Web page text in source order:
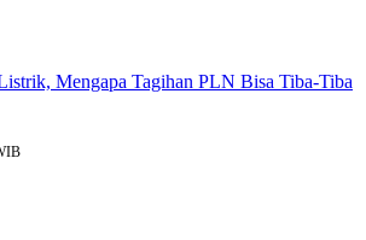
Mengapa Tagihan PLN Bisa Tiba-Tiba